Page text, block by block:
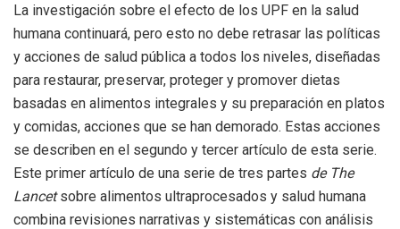
La investigación sobre el efecto de los UPF en la salud
humana continuará, pero esto no debe retrasar las políticas
y acciones de salud pública a todos los niveles, diseñadas
para restaurar, preservar, proteger y promover dietas
basadas en alimentos integrales y su preparación en platos
y comidas, acciones que se han demorado. Estas acciones
se describen en el segundo y tercer artículo de esta serie.
Este primer artículo de una serie de tres partes de The
Lancetsobre alimentos ultraprocesados ​​y salud humana
combina revisiones narrativas y sistemáticas con análisis